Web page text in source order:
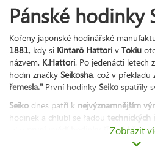
Pánské hodinky
Kořeny japonské hodinářské
1881, kdy si Kintarō Hattori v Tokiu
názvem. K.Hattori. Po jedenácti letech
hodin značky Seikosha, což v překladu
řemesla." První hodinky Seiko spatřily
Seiko dnes patří k nejvýznamnějším
hodinek a chlubí se řadou technických
první uvádí hodinky řízené
první quartzovou časomíru označuje
Zobrazit